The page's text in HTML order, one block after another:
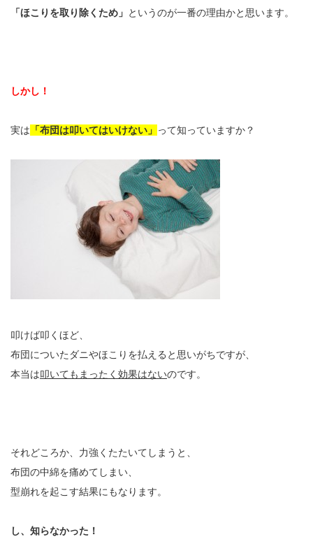
「ほこりを取り除くため」 というのが一番の理由かと思います。
しかし！
実は 「布団は叩いてはいけない」 って知っていますか？
叩けば叩くほど、
布団についたダニやほこりを払えると思いがちですが、
本当は叩いてもまったく効果はないのです。
それどころか、力強くたたいてしまうと、
布団の中綿を痛めてしまい、
型崩れを起こす結果にもなります。
し、知らなかった！